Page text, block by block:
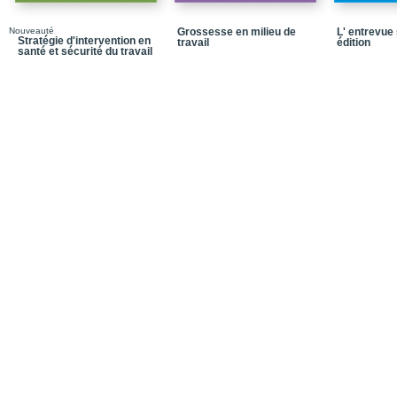
Bibliographie
Notices biographiques
Nouveauté
Stratégie d'intervention en
santé et sécurité du travail
Grossesse en milieu de
travail
L'
édition